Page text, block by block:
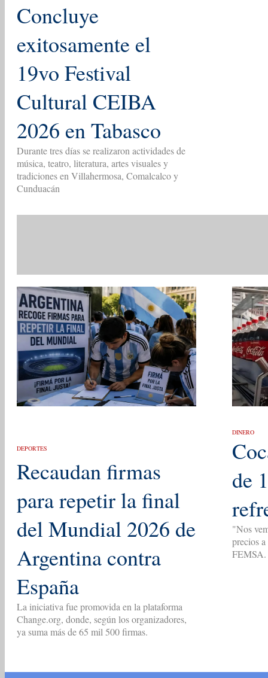
Concluye
exitosamente el
19vo Festival
Cultural CEIBA
2026 en Tabasco
Durante tres días se realizaron actividades de
música, teatro, literatura, artes visuales y
tradiciones en Villahermosa, Comalcalco y
Cunduacán
DEPORTES
Recaudan firmas
para repetir la final
del Mundial 2026 de
Argentina contra
España
La iniciativa fue promovida en la plataforma
Change.org, donde, según los organizadores,
ya suma más de 65 mil 500 firmas.
DINERO
de
"Nos
precios
FEMSA.